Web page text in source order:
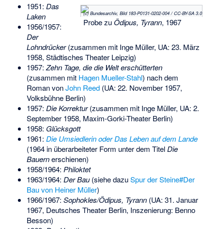
(c) Bundesarchiv, Bild 183-P0131-0202-004 / CC-BY-SA 3.0
Probe zuÖdipus, Tyrann, 1967
1951: Das
Laken
1956/1957:
Der
Lohndrücker(zusammen mit Inge Müller, UA: 23. März
1958, Städtisches Theater Leipzig)
1957: Zehn Tage, die die Welt erschütterten
(zusammen mit Hagen Mueller-Stahl) nach dem
Roman vonJohn Reed(UA: 22. November 1957,
Volksbühne Berlin)
1957: Die Korrektur(zusammen mit Inge Müller, UA: 2.
September 1958, Maxim-Gorki-Theater Berlin)
1958: Glücksgott
1961: Die Umsiedlerin oder Das Leben auf dem Lande
(1964 in überarbeiteter Form unter dem TitelDie
Bauernerschienen)
1958/1964: Philoktet
1963/1964: Der Bau(siehe dazuSpur der Steine#Der
Bau von Heiner Müller)
1966/1967: Sophokles/Ödipus, Tyrann(UA: 31. Januar
1967, Deutsches Theater Berlin, Inszenierung: Benno
Besson)